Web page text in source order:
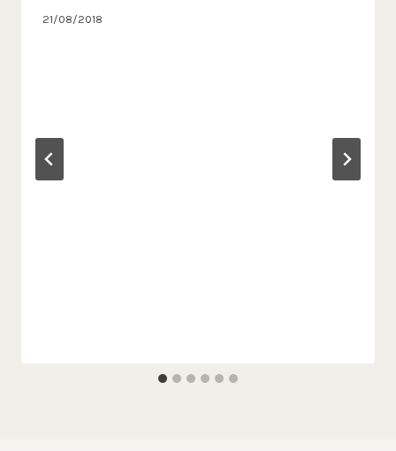
21/08/2018